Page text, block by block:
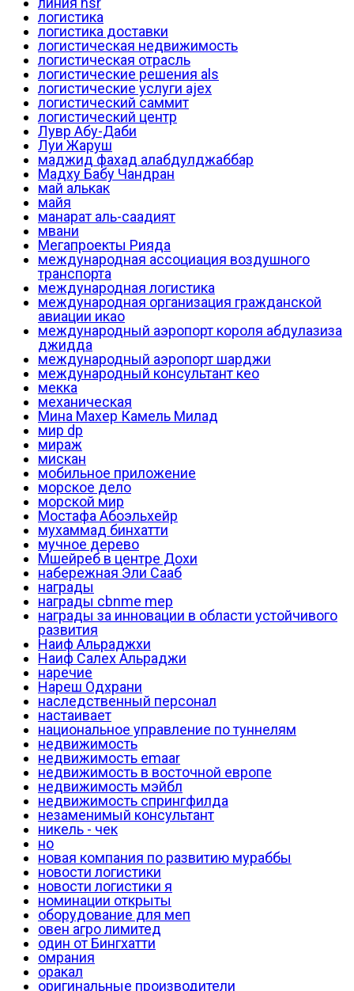
логистика
логистика доставки
логистическая недвижимость
логистическая отрасль
логистические решения als
логистические услуги ajex
логистический саммит
логистический центр
Лувр Абу-Даби
Луи Жаруш
маджид фахад алабдулджаббар
Мадху Бабу Чандран
май алькак
майя
манарат аль-саадият
мвани
Мегапроекты Рияда
международная ассоциация воздушного
транспорта
международная логистика
международная организация гражданской
авиации икао
международный аэропорт короля абдулазиза
джидда
международный аэропорт шарджи
международный консультант кео
мекка
механическая
Мина Махер Камель Милад
мир dp
мираж
мискан
мобильное приложение
морское дело
морской мир
Мостафа Абоэльхейр
мухаммад бинхатти
мучное дерево
Мшейреб в центре Дохи
набережная Эли Сааб
награды
награды cbnme mep
награды за инновации в области устойчивого
развития
Наиф Альраджхи
Наиф Салех Альраджи
наречие
Нареш Одхрани
наследственный персонал
настаивает
национальное управление по туннелям
недвижимость
недвижимость emaar
недвижимость в восточной европе
недвижимость мэйбл
недвижимость спрингфилда
незаменимый консультант
никель - чек
но
новая компания по развитию мураббы
новости логистики
новости логистики я
номинации открыты
оборудование для меп
овен агро лимитед
один от Бингхатти
омрания
оракал
оригинальные производители